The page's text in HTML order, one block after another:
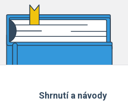
Shrnutí a návody